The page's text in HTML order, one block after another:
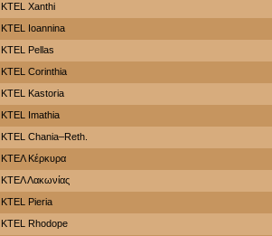
KTEL Xanthi
KTEL Ioannina
KTEL Pellas
KTEL Corinthia
KTEL Kastoria
KTEL Imathia
KTEL Chania–Reth.
ΚΤΕΛ Κέρκυρα
ΚΤΕΛ Λακωνίας
KTEL Pieria
KTEL Rhodope